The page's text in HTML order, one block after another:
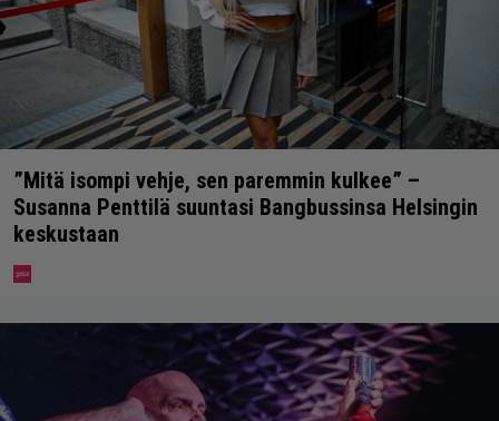
”Mitä isompi vehje, sen paremmin kulkee” –
Susanna Penttilä suuntasi Bangbussinsa Helsingin
keskustaan